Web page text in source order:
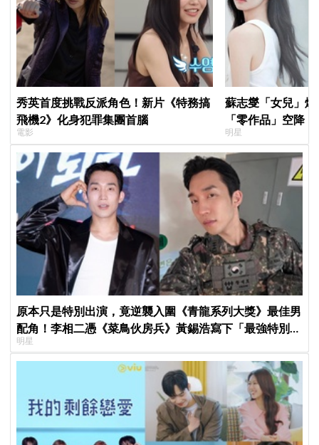
秀英首度挑戰反派角色！新片《特務搞
飛機2》化身犯罪集團首腦
電影
蘇志燮「女兒」
「零作品」空降
片被挖出網驚呆
明星
原本只是特別出演，竟逆襲入圍《青龍系列大獎》最佳男
配角！李相二憑《菜鳥伙房兵》黃錫浩寫下「最強特別出
演」傳奇
明星